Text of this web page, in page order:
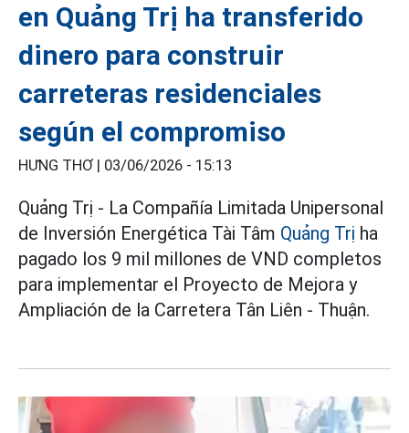
en Quảng Trị ha transferido
dinero para construir
carreteras residenciales
según el compromiso
HƯNG THƠ | 03/06/2026 - 15:13
Quảng Trị - La Compañía Limitada Unipersonal
de Inversión Energética Tài Tâm Quảng Trị ha
pagado los 9 mil millones de VND completos
para implementar el Proyecto de Mejora y
Ampliación de la Carretera Tân Liên - Thuận.